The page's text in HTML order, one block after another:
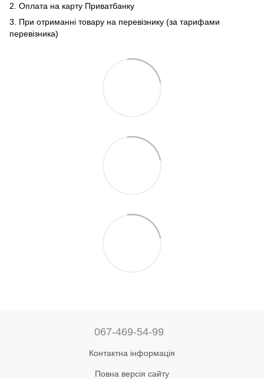
2. Оплата на карту Приватбанку
3. При отриманні товару на перевізнику (за тарифами
перевізника)
067-469-54-99
Контактна інформація
Повна версія сайту